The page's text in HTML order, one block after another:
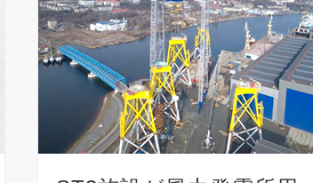
ことで、吊り角度別の破断荷重などの一覧を
その場で確認できる …